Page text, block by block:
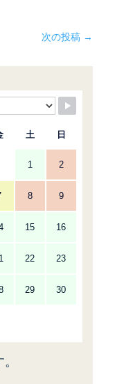
次の投稿 →
土 日
1 2
8 9
15 16
22 23
29 30